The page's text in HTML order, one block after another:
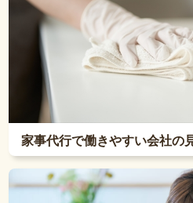
家事代行で働きやすい会社の